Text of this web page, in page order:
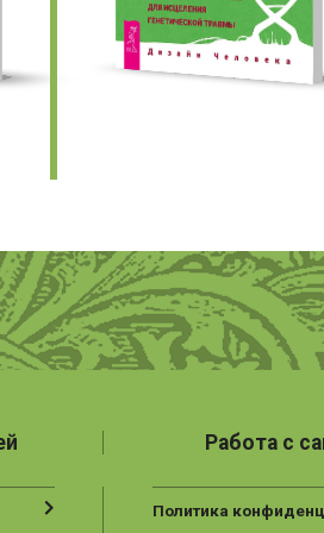
Работа с
Политика